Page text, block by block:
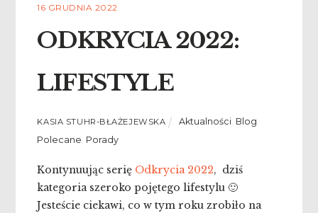
16 GRUDNIA 2022
ODKRYCIA 2022:
LIFESTYLE
KASIA STUHR-BŁAŻEJEWSKA Aktualności Blog
Polecane Porady
Kontynuując serię Odkrycia 2022, dziś
kategoria szeroko pojętego lifestylu 🙂
Jesteście ciekawi, co w tym roku zrobiło na